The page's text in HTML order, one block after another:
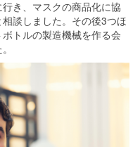
き、マスクの商品化に協
談しました。その後3つほ
トルの製造機械を作る会